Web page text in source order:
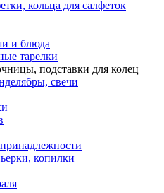
кольца для салфеток
и блюда
тарелки
подставки для колец
свечи
копилки